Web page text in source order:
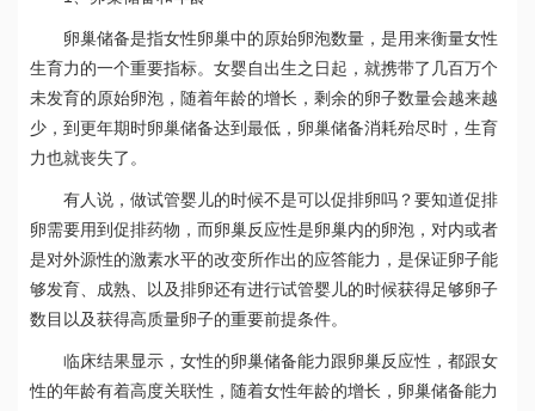
卵巢储备是指女性卵巢中的原始卵泡数量，是用来衡量女性
生育力的一个重要指标。女婴自出生之日起，就携带了几百万个
未发育的原始卵泡，随着年龄的增长，剩余的卵子数量会越来越
少，到更年期时卵巢储备达到最低，卵巢储备消耗殆尽时，生育
力也就丧失了。
有人说，做试管婴儿的时候不是可以促排卵吗？要知道促排
卵需要用到促排药物，而卵巢反应性是卵巢内的卵泡，对内或者
是对外源性的激素水平的改变所作出的应答能力，是保证卵子能
够发育、成熟、以及排卵还有进行试管婴儿的时候获得足够卵子
数目以及获得高质量卵子的重要前提条件。
临床结果显示，女性的卵巢储备能力跟卵巢反应性，都跟女
性的年龄有着高度关联性，随着女性年龄的增长，卵巢储备能力